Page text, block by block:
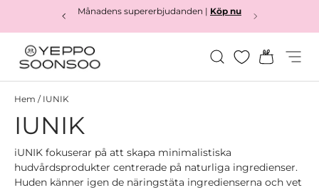
Månadens supererbjudanden | Köp nu
Yeppo&Soonsoo
Sök
Hem / IUNIK
IUNIK
iUNIK fokuserar på att skapa minimalistiska
hudvårdsprodukter centrerade på naturliga ingredienser.
Huden känner igen de näringstäta ingredienserna och vet